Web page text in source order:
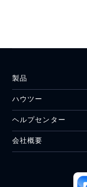
製品
ハウツー
ヘルプセンター
会社概要